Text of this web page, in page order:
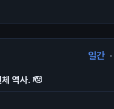
일간 ·
역사. 🫡